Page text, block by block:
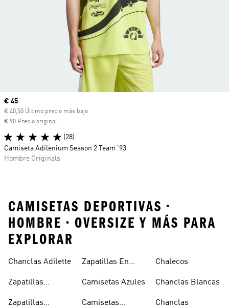
Precio actual
€ 45
€ 40,50 Último precio más bajo
€ 90 Precio original
(28)
Camiseta Adilenium Season 2 Team '93
Hombre Originals
CAMISETAS DEPORTIVAS •
HOMBRE • OVERSIZE Y MÁS PARA
EXPLORAR
Chanclas Adilette
Zapatillas
Zapatillas
Zapatillas En
Camisetas Azules
Camisetas
Chalecos
Chanclas Blancas
Chanclas